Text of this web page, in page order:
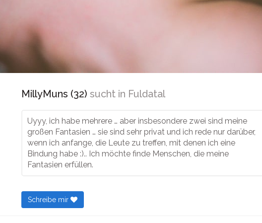
MillyMuns (32) sucht in Fuldatal
Uyyy, ich habe mehrere … aber insbesondere zwei sind meine
großen Fantasien … sie sind sehr privat und ich rede nur darüber,
wenn ich anfange, die Leute zu treffen, mit denen ich eine
Bindung habe :).. Ich möchte finde Menschen, die meine
Fantasien erfüllen.
Schreibe mir